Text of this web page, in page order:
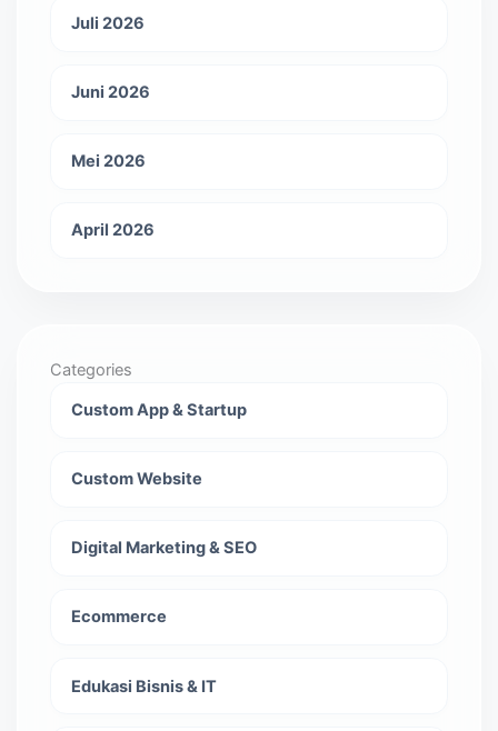
Juli 2026
Juni 2026
Mei 2026
April 2026
Categories
Custom App & Startup
Custom Website
Digital Marketing & SEO
Ecommerce
Edukasi Bisnis & IT